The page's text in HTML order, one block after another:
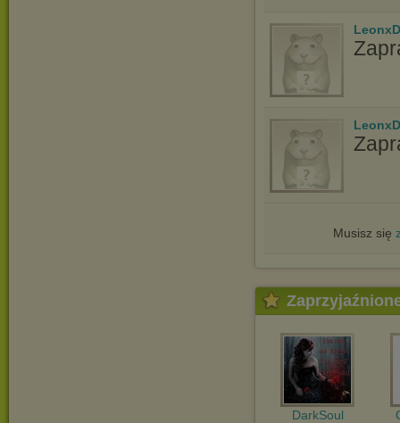
Musisz się
DarkSoul